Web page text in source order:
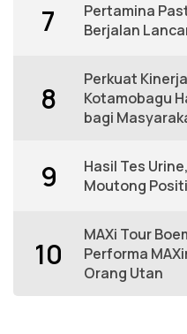
7
Pertamina
Berjalan
8
Perkuat Kinerja
Kotamobagu
bagi
9
Hasil Tes
Moutong
10
MAXi Tour
Performa
Orang Utan